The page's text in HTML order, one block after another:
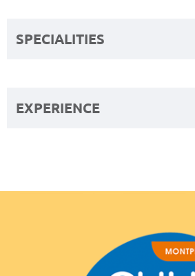
SPECIALITIES
EXPERIENCE